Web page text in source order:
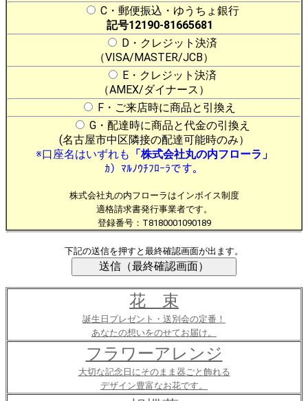
C・郵便振込・ゆうちょ銀行
記号12190-81665681
D・クレジット決済
（VISA/MASTER/JCB）
E・クレジット決済
（AMEX/ダイナース）
F・ご来店時に商品と引換え
G・配達時に商品と代金の引換え
(名古屋市中区隣接の配達可能時のみ）
※口座名はいずれも 「株式会社丸の内フローラ」
ｶ）ﾏﾙﾉｳﾁﾌﾛｰﾗです。
株式会社丸の内フローラはインボイス制度
適格請求書発行事業者です。
登録番号：T8180001090189
下記の送信を押すと最終確認画面が出ます。
花 束
誕生日プレゼント・送別会の定番！
あなたの想いをのせてお届け。
フラワーアレンジ
大切な記念日にそのまま器ごと飾れる
デザイン豊富なお花です。